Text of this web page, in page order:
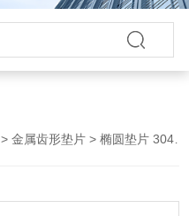
>金属齿形垫片 > 椭圆垫片 304八角齿形垫片